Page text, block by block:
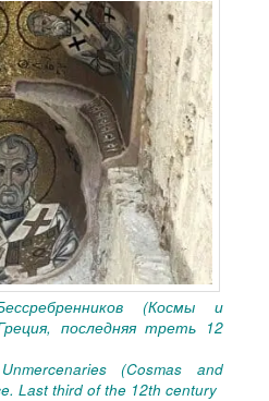
(Космы и
последняя треть 12
(Cosmas and
Last third of the 12th century